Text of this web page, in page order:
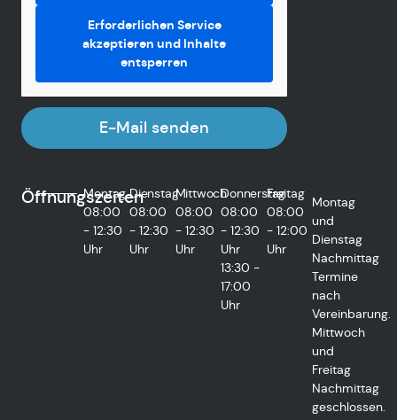
Erforderlichen Service
akzeptieren und Inhalte
entsperren
E-Mail senden
Öffnungszeiten
Montag
08:00
- 12:30
Uhr
Dienstag
08:00
- 12:30
Uhr
Mittwoch
08:00
- 12:30
Uhr
Donnerstag
08:00
- 12:30
Uhr
13:30 -
17:00
Uhr
Freitag
08:00
- 12:00
Uhr
Montag
und
Dienstag
Nachmittag
Termine
nach
Vereinbarung.
Mittwoch
und
Freitag
Nachmittag
geschlossen.